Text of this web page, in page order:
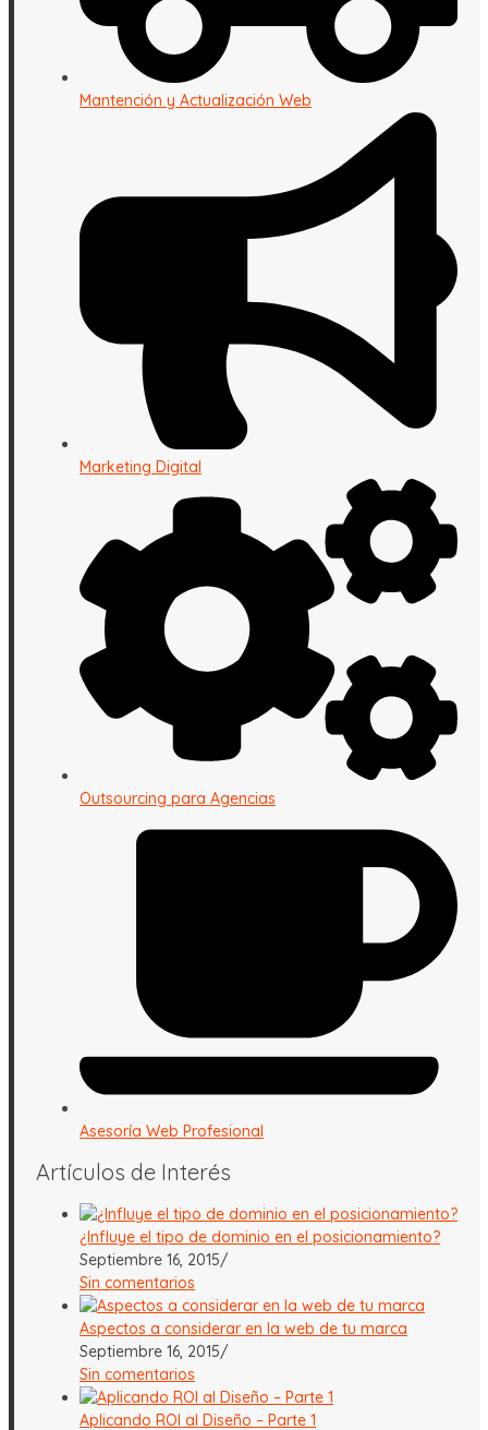
Mantención y Actualización Web
Marketing Digital
Outsourcing para Agencias
Asesoría Web Profesional
Artículos de Interés
¿Influye el tipo de dominio en el posicionamiento?
Septiembre 16, 2015/
Sin comentarios
Aspectos a considerar en la web de tu marca
Septiembre 16, 2015/
Sin comentarios
Aplicando ROI al Diseño – Parte 1